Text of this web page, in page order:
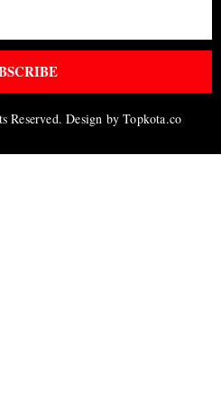
Design by Topkota.co